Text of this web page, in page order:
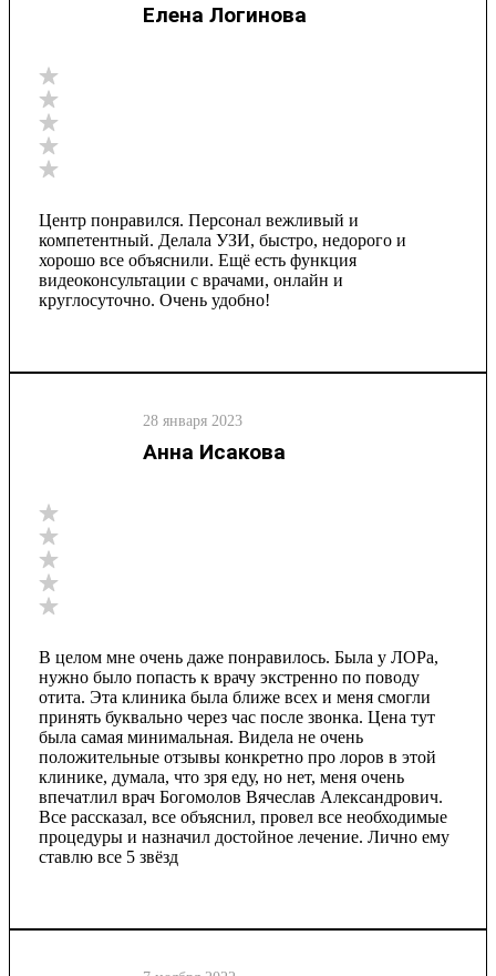
Елена Логинова
Центр понравился. Персонал вежливый и
компетентный. Делала УЗИ, быстро, недорого и
хорошо все объяснили. Ещё есть функция
видеоконсультации с врачами, онлайн и
круглосуточно. Очень удобно!
28 января 2023
Анна Исакова
В целом мне очень даже понравилось. Была у ЛОРа,
нужно было попасть к врачу экстренно по поводу
отита. Эта клиника была ближе всех и меня смогли
принять буквально через час после звонка. Цена тут
была самая минимальная. Видела не очень
положительные отзывы конкретно про лоров в этой
клинике, думала, что зря еду, но нет, меня очень
впечатлил врач Богомолов Вячеслав Александрович.
Все рассказал, все объяснил, провел все необходимые
процедуры и назначил достойное лечение. Лично ему
ставлю все 5 звёзд